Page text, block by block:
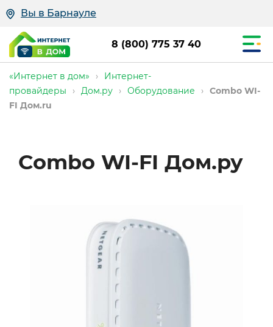
Вы в Барнауле
8 (800) 775 37 40
«Интернет в дом» ›
Интернет-
провайдеры
› Дом.ру › Оборудование ›
Combo WI-
FI Дом.ru
Combo WI-FI Дом.ру
WI-
позволяет
создать
сеть